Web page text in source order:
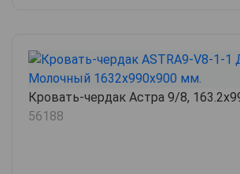
Кровать-чердак Астра 9/8,
56188